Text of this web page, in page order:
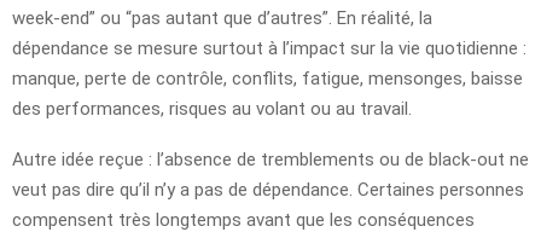
week-end” ou “pas autant que d’autres”. En réalité, la
dépendance se mesure surtout à l’impact sur la vie quotidienne :
manque, perte de contrôle, conflits, fatigue, mensonges, baisse
des performances, risques au volant ou au travail.
Autre idée reçue : l’absence de tremblements ou de black-out ne
veut pas dire qu’il n’y a pas de dépendance. Certaines personnes
compensent très longtemps avant que les conséquences